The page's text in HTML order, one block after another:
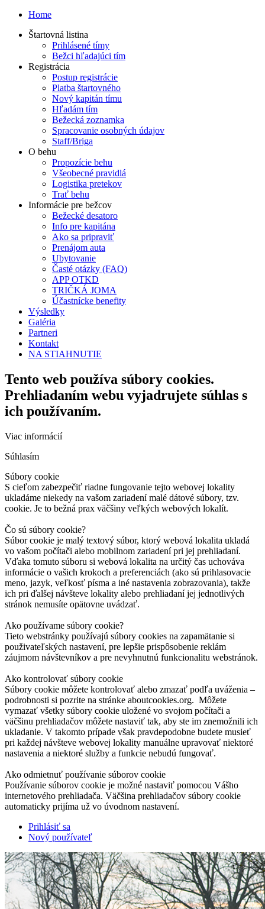
Home
Štartovná listina
Prihlásené tímy
Bežci hľadajúci tím
Registrácia
Postup registrácie
Platba štartovného
Nový kapitán tímu
Hľadám tím
Bežecká zoznamka
Spracovanie osobných údajov
Staff/Briga
O behu
Propozície behu
Všeobecné pravidlá
Logistika pretekov
Trať behu
Informácie pre bežcov
Bežecké desatoro
Info pre kapitána
Ako sa pripraviť
Prenájom auta
Ubytovanie
Časté otázky (FAQ)
APP OTKD
TRIČKÁ JOMA
Účastnícke benefity
Výsledky
Galéria
Partneri
Kontakt
NA STIAHNUTIE
Tento web používa súbory cookies.
Prehliadaním webu vyjadrujete súhlas s
ich používaním.
Viac informácií
Súhlasím
Súbory cookie
S cieľom zabezpečiť riadne fungovanie tejto webovej lokality
ukladáme niekedy na vašom zariadení malé dátové súbory, tzv.
cookie. Je to bežná prax väčšiny veľkých webových lokalít.
Čo sú súbory cookie?
Súbor cookie je malý textový súbor, ktorý webová lokalita ukladá
vo vašom počítači alebo mobilnom zariadení pri jej prehliadaní.
Vďaka tomuto súboru si webová lokalita na určitý čas uchováva
informácie o vašich krokoch a preferenciách (ako sú prihlasovacie
meno, jazyk, veľkosť písma a iné nastavenia zobrazovania), takže
ich pri ďalšej návšteve lokality alebo prehliadaní jej jednotlivých
stránok nemusíte opätovne uvádzať.
Ako používame súbory cookie?
Tieto webstránky používajú súbory cookies na zapamätanie si
použivateľských nastavení, pre lepšie prispôsobenie reklám
záujmom návštevníkov a pre nevyhnutnú funkcionalitu webstránok.
Ako kontrolovať súbory cookie
Súbory cookie môžete kontrolovať alebo zmazať podľa uváženia –
podrobnosti si pozrite na stránke aboutcookies.org. Môžete
vymazať všetky súbory cookie uložené vo svojom počítači a
väčšinu prehliadačov môžete nastaviť tak, aby ste im znemožnili ich
ukladanie. V takomto prípade však pravdepodobne budete musieť
pri každej návšteve webovej lokality manuálne upravovať niektoré
nastavenia a niektoré služby a funkcie nebudú fungovať.
Ako odmietnuť používanie súborov cookie
Používanie súborov cookie je možné nastaviť pomocou Vášho
internetového prehliadača. Väčšina prehliadačov súbory cookie
automaticky prijíma už vo úvodnom nastavení.
Prihlásiť sa
Nový používateľ